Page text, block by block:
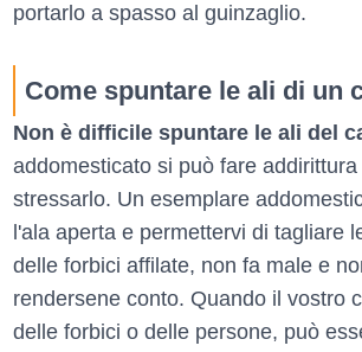
portarlo a spasso al guinzaglio.
Come spuntare le ali di un
Non è difficile spuntare le ali del
addomesticato si può fare
stressarlo. Un esemplare
l'ala aperta e permettervi di tagliare
delle forbici affilate, non fa male e
rendersene conto. Quando il vostro
delle forbici o delle persone, può